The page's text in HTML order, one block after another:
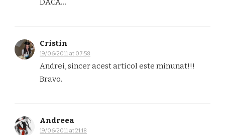
DACA…
Cristin
19/06/2011 at 07:58
Andrei, sincer acest articol este minunat!!!
Bravo.
Andreea
19/06/2011 at 21:18